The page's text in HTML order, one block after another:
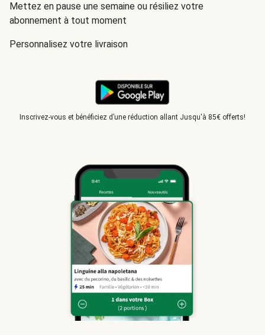
Mettez en pause une semaine ou résiliez votre
abonnement à tout moment
Personnalisez votre livraison
Inscrivez-vous et bénéficiez d’une réduction allant Jusqu'à 85€ offerts!